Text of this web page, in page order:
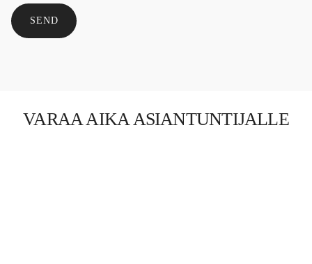
SEND
VARAA AIKA ASIANTUNTIJALLE